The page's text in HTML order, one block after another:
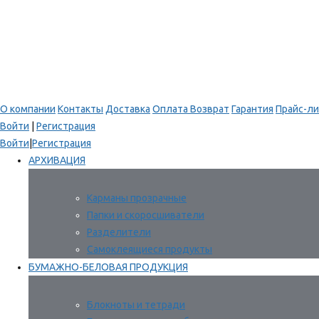
О компании Контакты Доставка Оплата Возврат Гарантия Прайс-
Войти
Регистрация
Войти Регистрация
АРХИВАЦИЯ
Карманы прозрачные
Папки и скоросшиватели
Разделители
Самоклеящиеся продукты
БУМАЖНО-БЕЛОВАЯ ПРОДУКЦИЯ
Блокноты и тетради